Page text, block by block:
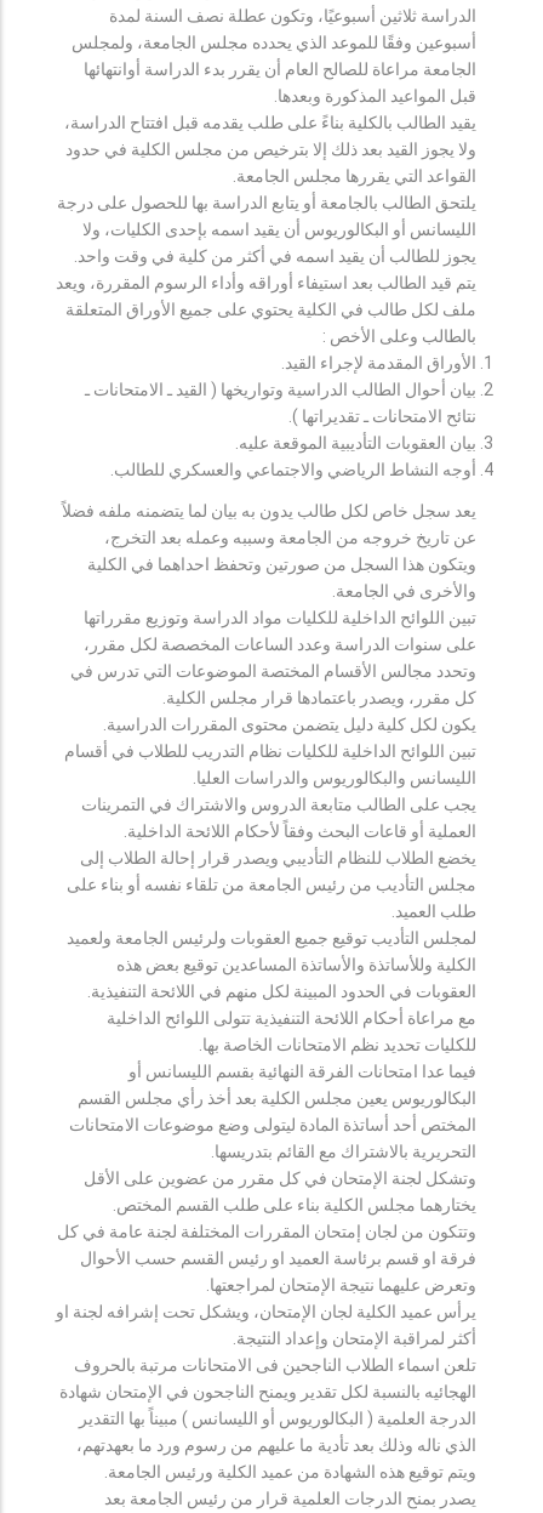
الدراسة ثلاثين أسبوعيًا، وتكون عطلة نصف السنة لمدة
أسبوعين وفقًا للموعد الذي يحدده مجلس الجامعة، ولمجلس
الجامعة مراعاة للصالح العام أن يقرر بدء الدراسة أوانتهائها
قبل المواعيد المذكورة وبعدها.
يقيد الطالب بالكلية بناءً على طلب يقدمه قبل افتتاح الدراسة،
ولا يجوز القيد بعد ذلك إلا بترخيص من مجلس الكلية في حدود
القواعد التي يقررها مجلس الجامعة.
يلتحق الطالب بالجامعة أو يتابع الدراسة بها للحصول على درجة
الليسانس أو البكالوريوس أن يقيد اسمه بإحدى الكليات، ولا
يجوز للطالب أن يقيد اسمه في أكثر من كلية في وقت واحد.
يتم قيد الطالب بعد استيفاء أوراقه وأداء الرسوم المقررة، ويعد
ملف لكل طالب في الكلية يحتوي على جميع الأوراق المتعلقة
بالطالب وعلى الأخص :
الأوراق المقدمة لإجراء القيد.
بيان أحوال الطالب الدراسية وتواريخها ( القيد ـ الامتحانات ـ
نتائح الامتحانات ـ تقديراتها ).
بيان العقوبات التأديبية الموقعة عليه.
أوجه النشاط الرياضي والاجتماعي والعسكري للطالب.
يعد سجل خاص لكل طالب يدون به بيان لما يتضمنه ملفه فضلاً
عن تاريخ خروجه من الجامعة وسببه وعمله بعد التخرج،
ويتكون هذا السجل من صورتين وتحفظ احداهما في الكلية
والأخرى في الجامعة.
تبين اللوائح الداخلية للكليات مواد الدراسة وتوزيع مقرراتها
على سنوات الدراسة وعدد الساعات المخصصة لكل مقرر،
وتحدد مجالس الأقسام المختصة الموضوعات التي تدرس في
كل مقرر، ويصدر باعتمادها قرار مجلس الكلية.
يكون لكل كلية دليل يتضمن محتوى المقررات الدراسية.
تبين اللوائح الداخلية للكليات نظام التدريب للطلاب في أقسام
الليسانس والبكالوريوس والدراسات العليا.
يجب على الطالب متابعة الدروس والاشتراك في التمرينات
العملية أو قاعات البحث وفقاً لأحكام اللائحة الداخلية.
يخضع الطلاب للنظام التأديبي ويصدر قرار إحالة الطلاب إلى
مجلس التأديب من رئيس الجامعة من تلقاء نفسه أو بناء على
طلب العميد.
لمجلس التأديب توقيع جميع العقوبات ولرئيس الجامعة ولعميد
الكلية وللأساتذة والأساتذة المساعدين توقيع بعض هذه
العقوبات في الحدود المبينة لكل منهم في اللائحة التنفيذية.
مع مراعاة أحكام اللائحة التنفيذية تتولى اللوائح الداخلية
للكليات تحديد نظم الامتحانات الخاصة بها.
فيما عدا امتحانات الفرقة النهائية بقسم الليسانس أو
البكالوريوس يعين مجلس الكلية بعد أخذ رأي مجلس القسم
المختص أحد أساتذة المادة ليتولى وضع موضوعات الامتحانات
التحريرية بالاشتراك مع القائم بتدريسها.
وتشكل لجنة الإمتحان في كل مقرر من عضوين على الأقل
يختارهما مجلس الكلية بناء على طلب القسم المختص.
وتتكون من لجان إمتحان المقررات المختلفة لجنة عامة في كل
فرقة او قسم برئاسة العميد او رئيس القسم حسب الأحوال
وتعرض عليهما نتيجة الإمتحان لمراجعتها.
يرأس عميد الكلية لجان الإمتحان، ويشكل تحت إشرافه لجنة او
أكثر لمراقبة الإمتحان وإعداد النتيجة.
تلعن اسماء الطلاب الناجحين فى الامتحانات مرتبة بالحروف
الهجائيه بالنسبة لكل تقدير ويمنح الناجحون في الإمتحان شهادة
الدرجة العلمية ( البكالوريوس أو الليسانس ) مبيناً بها التقدير
الذي ناله وذلك بعد تأدية ما عليهم من رسوم ورد ما بعهدتهم،
ويتم توقيع هذه الشهادة من عميد الكلية ورئيس الجامعة.
يصدر بمنح الدرجات العلمية قرار من رئيس الجامعة بعد